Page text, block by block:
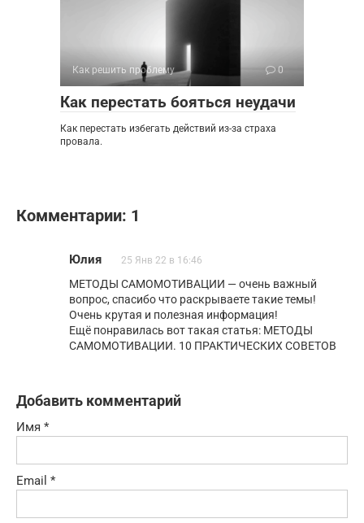
Как решить проблему 0
Как перестать бояться неудачи
Как перестать избегать действий из-за страха
провала.
Комментарии: 1
Юлия 25 Янв 22 в 16:46
МЕТОДЫ САМОМОТИВАЦИИ — очень важный
вопрос, спасибо что раскрываете такие темы!
Очень крутая и полезная информация!
Ещё понравилась вот такая статья: МЕТОДЫ
САМОМОТИВАЦИИ. 10 ПРАКТИЧЕСКИХ СОВЕТОВ
Добавить комментарий
Имя *
Email *